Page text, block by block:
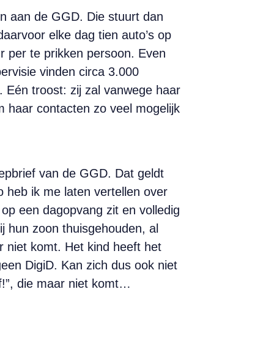
aan de GGD. Die stuurt dan
elke dag tien auto’s op
per te prikken persoon. Even
vinden circa 3.000
troost: zij zal vanwege haar
haar contacten zo veel mogelijk
van de GGD. Dat geldt
heb ik me laten vertellen over
een dagopvang zit en volledig
hun zoon thuisgehouden, al
niet komt. Het kind heeft het
DigiD. Kan zich dus ook niet
die maar niet komt…